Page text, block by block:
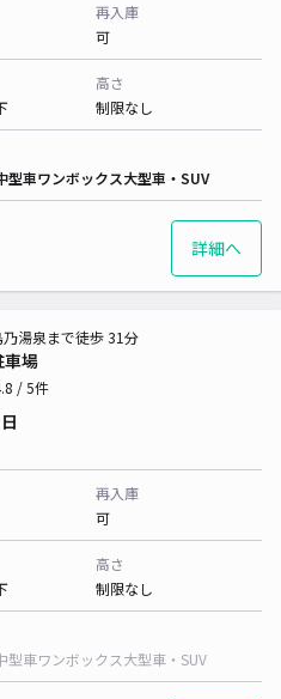
再入庫
可
高さ
制限なし
型車ワンボックス大型車・SUV
詳細へ
場
湯泉まで徒歩 31分
/ 5件
再入庫
可
高さ
制限なし
型車ワンボックス大型車・SUV